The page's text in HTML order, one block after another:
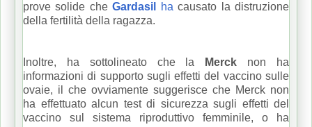
prove solide cheGardasil hacausato la distruzione
della fertilità della ragazza.
Inoltre, ha sottolineato che la Merck non ha
informazioni di supporto sugli effetti del vaccino sulle
ovaie, il che ovviamente suggerisce che Merck non
ha effettuato alcun test di sicurezza sugli effetti del
vaccino sul sistema riproduttivo femminile, o ha